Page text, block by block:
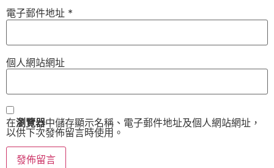
電子郵件地址 *
個人網站網址
在瀏覽器中儲存顯示名稱、電子郵件地址及個人網站網址，
以供下次發佈留言時使用。